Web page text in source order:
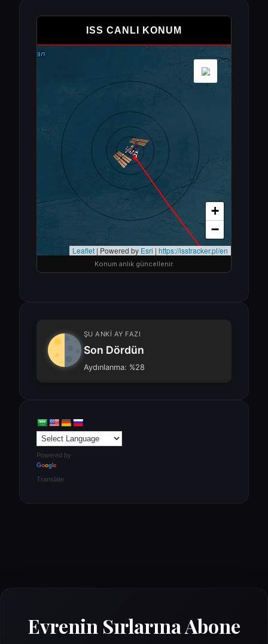
ISS CANLI KONUM
Konum anlık güncellenir.
ŞU ANKİ AY FAZI
Son Dördün
Aydınlanma: %28
Powered by
Translate
Evrenin Sırlarına Abone